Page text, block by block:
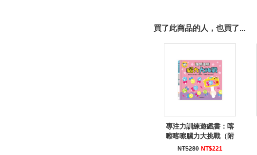
買了此商品的人，也買了...
專注力訓練遊戲書：喀
嚓喀嚓腦力大挑戰（附
相機造型卡）
NT$280 NT$221